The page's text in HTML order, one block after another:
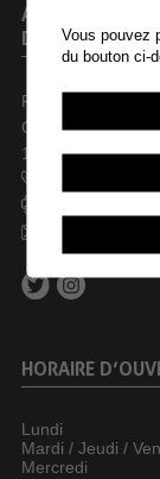
DE
Rue des Dents-
Case postale 246
1868 Collombey
HORAIRE
Lundi
Mardi / Jeudi /
Mercredi
Vous pouvez
du bouton ci-